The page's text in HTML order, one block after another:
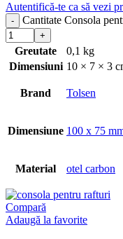
Autentifică-te ca să vezi
Cantitate Consola
Greutate
0,1 kg
Dimensiuni 10 × 7 × 3
Brand Tolsen
Dimensiune 100 x 75
Material otel carbon
Compară
Adaugă la favorite